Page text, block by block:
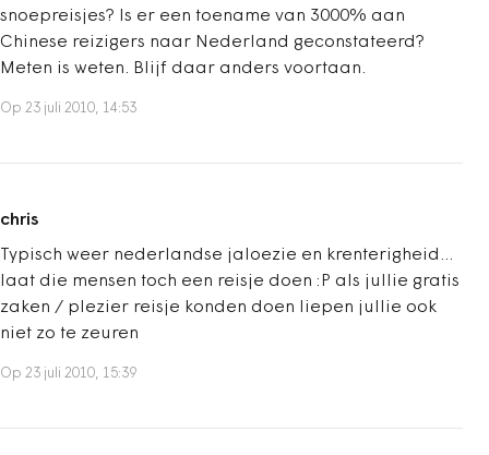
snoepreisjes? Is er een toename van 3000% aan
Chinese reizigers naar Nederland geconstateerd?
Meten is weten. Blijf daar anders voortaan.
Op 23 juli 2010, 14:53
chris
Typisch weer nederlandse jaloezie en krenterigheid...
laat die mensen toch een reisje doen :P als jullie gratis
zaken / plezier reisje konden doen liepen jullie ook
niet zo te zeuren
Op 23 juli 2010, 15:39